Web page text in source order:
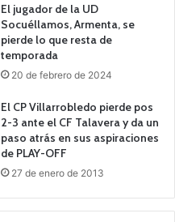
El jugador de la UD
Socuéllamos, Armenta, se
pierde lo que resta de
temporada
20 de febrero de 2024
El CP Villarrobledo pierde pos
2-3 ante el CF Talavera y da un
paso atrás en sus aspiraciones
de PLAY-OFF
27 de enero de 2013